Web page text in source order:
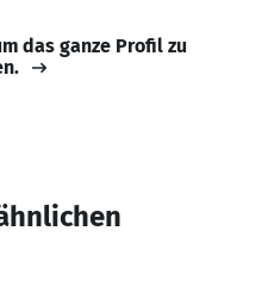
das ganze Profil zu